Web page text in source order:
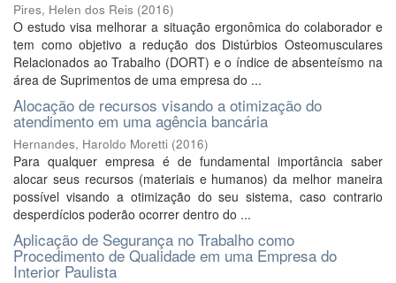
Pires, Helen dos Reis (2016)
O estudo visa melhorar a situação ergonômica do colaborador e
tem como objetivo a redução dos Distúrbios Osteomusculares
Relacionados ao Trabalho (DORT) e o índice de absenteísmo na
área de Suprimentos de uma empresa do ...
Alocação de recursos visando a otimização do
atendimento em uma agência bancária
Hernandes, Haroldo Moretti (2016)
Para qualquer empresa é de fundamental importância saber
alocar seus recursos (materiais e humanos) da melhor maneira
possível visando a otimização do seu sistema, caso contrario
desperdícios poderão ocorrer dentro do ...
Aplicação de Segurança no Trabalho como
Procedimento de Qualidade em uma Empresa do
Interior Paulista